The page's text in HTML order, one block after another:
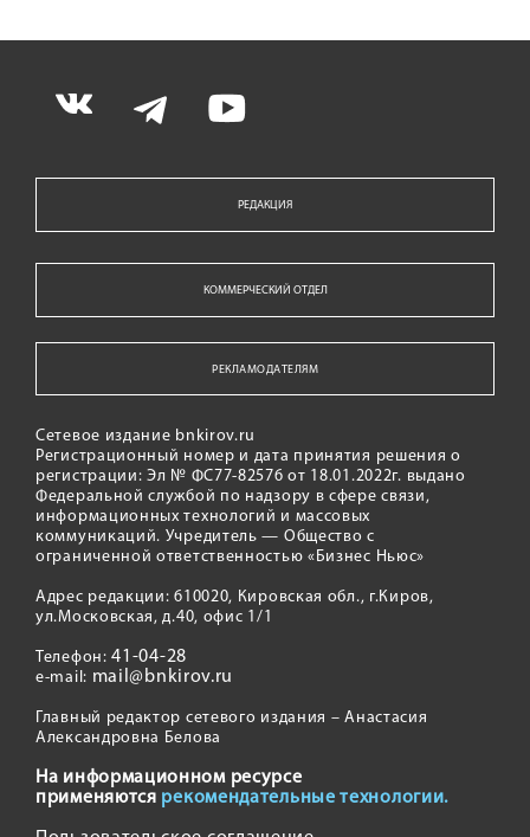
РЕДАКЦИЯ
КОММЕРЧЕСКИЙ ОТДЕЛ
РЕКЛАМОДАТЕЛЯМ
Сетевое издание bnkirov.ru
Регистрационный номер и дата принятия решения о
регистрации: Эл № ФС77-82576 от 18.01.2022г. выдано
Федеральной службой по надзору в сфере связи,
информационных технологий и массовых
коммуникаций. Учредитель — Общество с
ограниченной ответственностью «Бизнес Ньюс»
Адрес редакции: 610020, Кировская обл., г.Киров,
ул.Московская, д.40, офис 1/1
Телефон:41-04-28
e-mail: mail@bnkirov.ru
Главный редактор сетевого издания – Анастасия
Александровна Белова
На информационном ресурсе
применяются рекомендательные технологии.